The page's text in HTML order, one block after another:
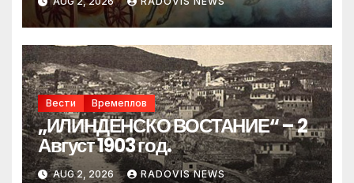
Вести Времеплов
„ИЛИНДЕНСКО ВОСТАНИЕ“ – 2
Август 1903 год.
AUG 2, 2026 RADOVIS NEWS